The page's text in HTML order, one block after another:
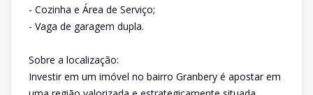
- Cozinha e Área de Serviço;
- Vaga de garagem dupla.
Sobre a localização:
Investir em um imóvel no bairro Granbery é apostar em